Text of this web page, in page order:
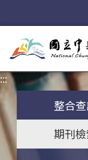
:::
整合
期刊